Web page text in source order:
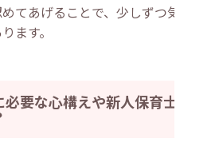
てあげることで、少しずつ気持ち
ます。
要な心構えや新人保育士の